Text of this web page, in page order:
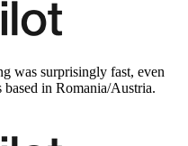
was surprisingly fast, even
based in Romania/Austria.